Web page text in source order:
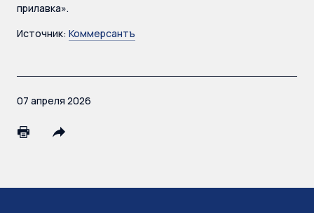
прилавка».
Источник: Коммерсантъ
07 апреля 2026